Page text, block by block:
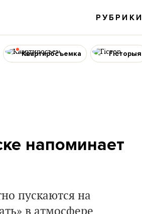
РУБРИКИ
Квартиросъемка Гісторыя
напоминает
пускаются на